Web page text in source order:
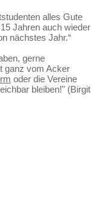
alles Gute
Jahren auch wieder
nächstes Jahr.“
gerne
ganz vom Acker
oder die Vereine
bleiben!" (Birgit